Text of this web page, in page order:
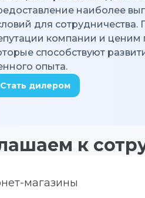
наиболее
для
компании и ценим
способствуют
опыта.
Стать дилером
к
магазины